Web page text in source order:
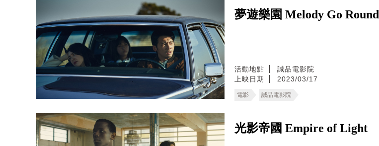
夢遊樂園 Melody Go Round
活動地點
誠品電影院
上映日期
2023/03/17
電影 誠品電影院
光影帝國 Empire of Light